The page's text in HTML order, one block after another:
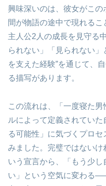
興味深いのは、彼女がこ
間が物語の途中で現れる
主人公2人の成長を見守る
られない」「見られない
を支えた経験”を通じて、
る描写があります。
この流れは、「一度寝た
ルによって定義されてい
る可能性」に気づくプロ
みました。完璧ではないけ
いう宣言から、「もう少
い」という空気に変わる